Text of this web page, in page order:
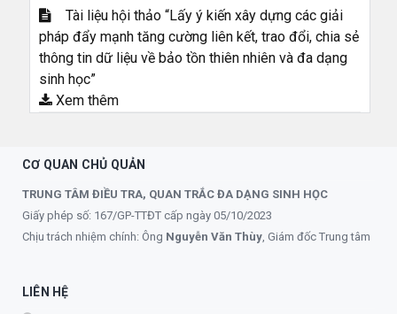
Tài liệu hội thảo “Lấy ý kiến xây dựng các giải
pháp đẩy mạnh tăng cường liên kết, trao đổi, chia sẻ
thông tin dữ liệu về bảo tồn thiên nhiên và đa dạng
sinh học”
Xem thêm
CƠ QUAN CHỦ QUẢN
TRUNG TÂM ĐIỀU TRA, QUAN TRẮC ĐA DẠNG SINH HỌC
Giấy phép số: 167/GP-TTĐT cấp ngày 05/10/2023
Chịu trách nhiệm chính: Ông Nguyễn Văn Thùy , Giám đốc Trung tâm
LIÊN HỆ